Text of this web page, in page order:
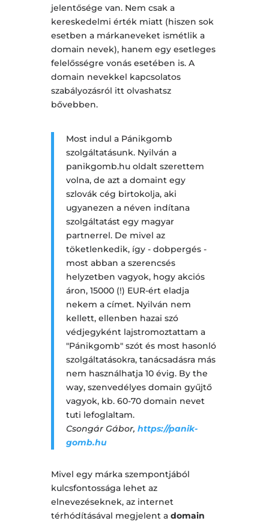
jelentősége van. Nem csak a
kereskedelmi érték miatt (hiszen sok
esetben a márkaneveket ismétlik a
domain nevek), hanem egy esetleges
felelősségre vonás esetében is. A
domain nevekkel kapcsolatos
szabályozásról itt olvashatsz
bővebben.
Most indul a Pánikgomb
szolgáltatásunk. Nyilván a
panikgomb.hu oldalt szerettem
volna, de azt a domaint egy
szlovák cég birtokolja, aki
ugyanezen a néven indítana
szolgáltatást egy magyar
partnerrel. De mivel az
töketlenkedik, így - dobpergés -
most abban a szerencsés
helyzetben vagyok, hogy akciós
áron, 15000 (!) EUR-ért eladja
nekem a címet. Nyilván nem
kellett, ellenben hazai szó
védjegyként lajstromoztattam a
"Pánikgomb" szót és most hasonló
szolgáltatásokra, tanácsadásra más
nem használhatja 10 évig. By the
way, szenvedélyes domain gyűjtő
vagyok, kb. 60-70 domain nevet
tuti lefoglaltam.
Csongár Gábor, https://panik-
gomb.hu
Mivel egy márka szempontjából
kulcsfontossága lehet az
elnevezéseknek, az internet
térhódításával megjelent a domain